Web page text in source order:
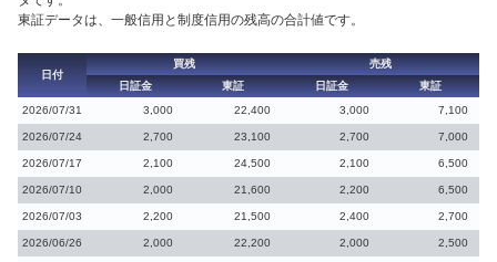
東証データは、一般信用と制度信用の残高の合計値です。
日付
買残
売残
日証金
東証 日証金
東証
2026/07/31
3,000 22,400 3,000 7,100
2026/07/24 2,700 23,100 2,700 7,000
2026/07/17 2,100 24,500 2,100 6,500
2026/07/10 2,000 21,600 2,200 6,500
2026/07/03 2,200 21,500 2,400 2,700
2026/06/26 2,000 22,200 2,000 2,500